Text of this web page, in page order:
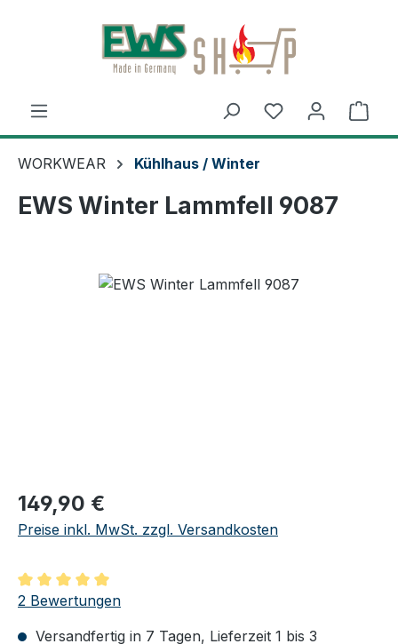
Zum Hauptinhalt springen
WORKWEAR Kühlhaus / Winter
EWS Winter Lammfell 9087
Regulärer Preis:
149,90 €
Preise inkl. MwSt. zzgl. Versandkosten
Durchschnittliche Bewertung von 5 von 5 Sternen
2 Bewertungen
Versandfertig in 7 Tagen, Lieferzeit 1 bis 3